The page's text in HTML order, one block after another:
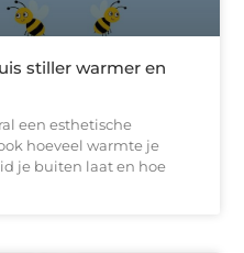
stiller warmer en
een esthetische
hoeveel warmte je
je buiten laat en hoe